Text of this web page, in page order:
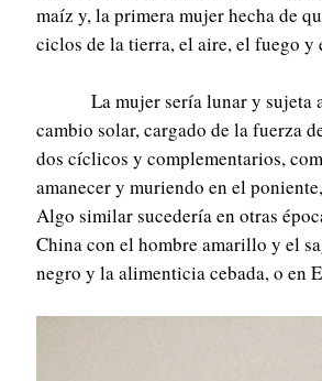
maíz y, la primera mujer hecha de
ciclos de la tierra, el aire, el fuego y
La mujer sería lunar y sujeta
cambio solar, cargado de la fuerza
dos cíclicos y complementarios,
amanecer y muriendo en el
Algo similar sucedería en otras
China con el hombre amarillo y el
negro y la alimenticia cebada, o en